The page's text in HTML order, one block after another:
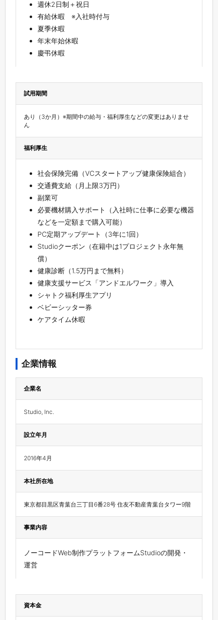
週休2日制＋祝日
有給休暇 ※入社時付与
夏季休暇
年末年始休暇
慶弔休暇
試用期間
あり（3か月）※期間中の給与・福利厚生などの変更はありませ
ん
福利厚生
社会保険完備（VCスタートアップ健康保険組合）
交通費支給（月上限3万円）
副業可
必要機材購入サポート（入社時に仕事に必要な機器
などを一定額まで購入可能）
PC定期アップデート（3年に1回）
Studioクーポン（在籍中は1プロジェクト永年無
償）
健康診断（1.5万円まで無料）
健康支援サービス「アンドエルワーク」導入
シャトク福利厚生アプリ
ベビーシッター券
ケアタイム休暇
企業情報
企業名
Studio, Inc.
設立年月
2016年4月
本社所在地
東京都目黒区青葉台三丁目6番28号 住友不動産青葉台タワー9階
事業内容
ノーコードWeb制作プラットフォームStudioの開発・
運営
資本金